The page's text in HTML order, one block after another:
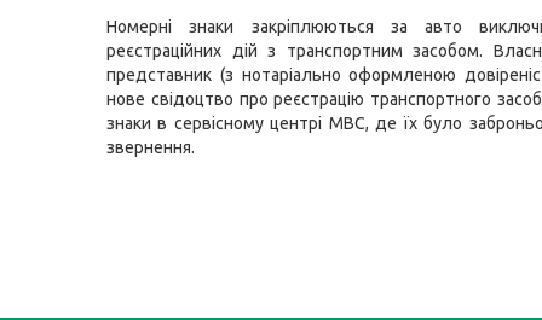
Номерні знаки закріплюються за авто
реєстраційних дій з транспортним засобом.
представник (з нотаріально оформленою
нове свідоцтво про реєстрацію транспортного
знаки в сервісному центрі МВС, де їх було
звернення.